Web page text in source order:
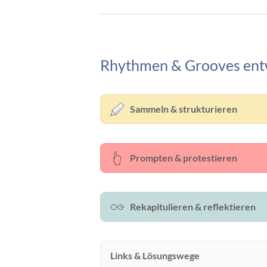
Rhythmen & Grooves
Sammeln & strukturieren
Prompten & protestieren
Rekapitulieren & reflektieren
Links & Lösungswege